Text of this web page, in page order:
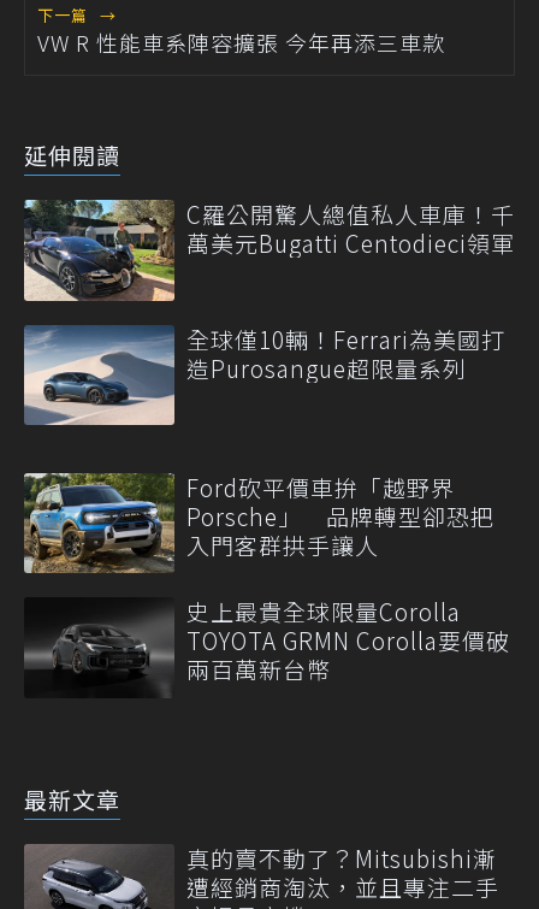
下一篇 →
VW R 性能車系陣容擴張 今年再添三車款
延伸閱讀
C羅公開驚人總值私人車庫！千
萬美元Bugatti Centodieci領軍
全球僅10輛！Ferrari為美國打
造Purosangue超限量系列
Ford砍平價車拚「越野界
Porsche」 品牌轉型卻恐把
入門客群拱手讓人
史上最貴全球限量Corolla
TOYOTA GRMN Corolla要價破
兩百萬新台幣
最新文章
真的賣不動了？Mitsubishi漸
遭經銷商淘汰，並且專注二手